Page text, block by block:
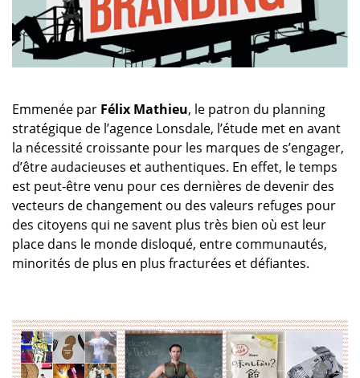
Emmenée par Félix Mathieu, le patron du planning
stratégique de l’agence Lonsdale, l’étude met en avant
la nécessité croissante pour les marques de s’engager,
d’être audacieuses et authentiques. En effet, le temps
est peut-être venu pour ces dernières de devenir des
vecteurs de changement ou des valeurs refuges pour
des citoyens qui ne savent plus très bien où est leur
place dans le monde disloqué, entre communautés,
minorités de plus en plus fracturées et défiantes.